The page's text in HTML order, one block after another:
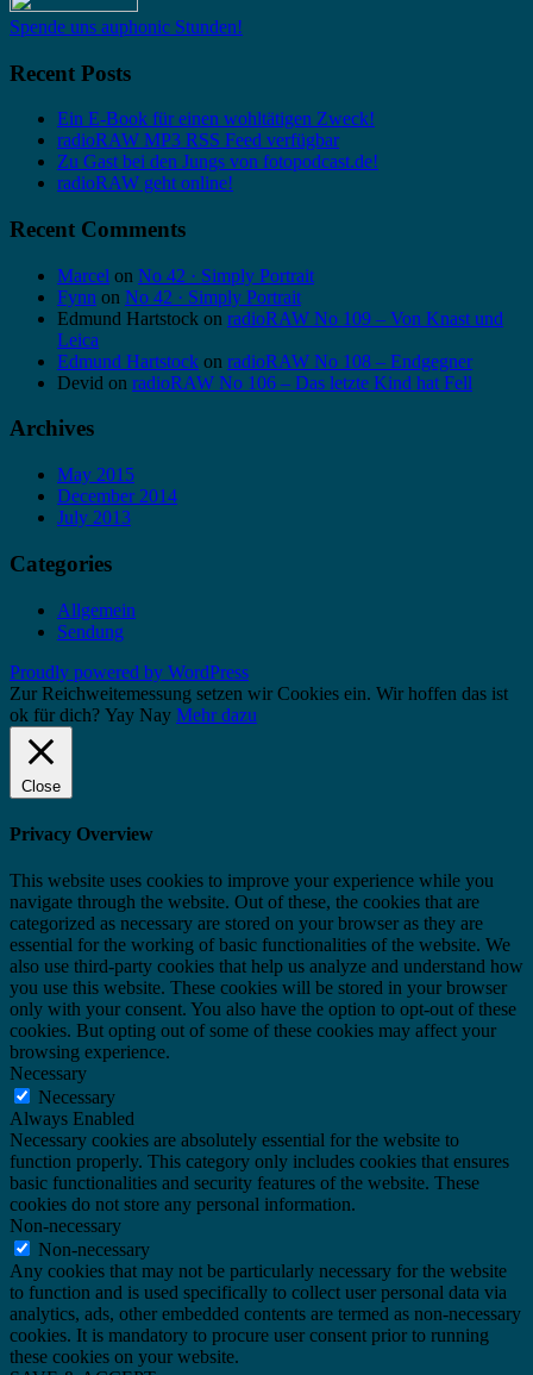
Spende uns auphonic Stunden!
Recent Posts
Ein E-Book für einen wohltätigen Zweck!
radioRAW MP3 RSS Feed verfügbar
Zu Gast bei den Jungs von fotopodcast.de!
radioRAW geht online!
Recent Comments
Marcel on No 42 · Simply Portrait
Fynn on No 42 · Simply Portrait
Edmund Hartstock on radioRAW No 109 – Von Knast und
Leica
Edmund Hartstock on radioRAW No 108 – Endgegner
Devid on radioRAW No 106 – Das letzte Kind hat Fell
Archives
May 2015
December 2014
July 2013
Categories
Allgemein
Sendung
Proudly powered by WordPress
Zur Reichweitemessung setzen wir Cookies ein. Wir hoffen das ist
ok für dich? Yay Nay Mehr dazu
Close
Privacy Overview
This website uses cookies to improve your experience while you
navigate through the website. Out of these, the cookies that are
categorized as necessary are stored on your browser as they are
essential for the working of basic functionalities of the website. We
also use third-party cookies that help us analyze and understand how
you use this website. These cookies will be stored in your browser
only with your consent. You also have the option to opt-out of these
cookies. But opting out of some of these cookies may affect your
browsing experience.
Necessary
Necessary
Always Enabled
Necessary cookies are absolutely essential for the website to
function properly. This category only includes cookies that ensures
basic functionalities and security features of the website. These
cookies do not store any personal information.
Non-necessary
Non-necessary
Any cookies that may not be particularly necessary for the website
to function and is used specifically to collect user personal data via
analytics, ads, other embedded contents are termed as non-necessary
cookies. It is mandatory to procure user consent prior to running
these cookies on your website.